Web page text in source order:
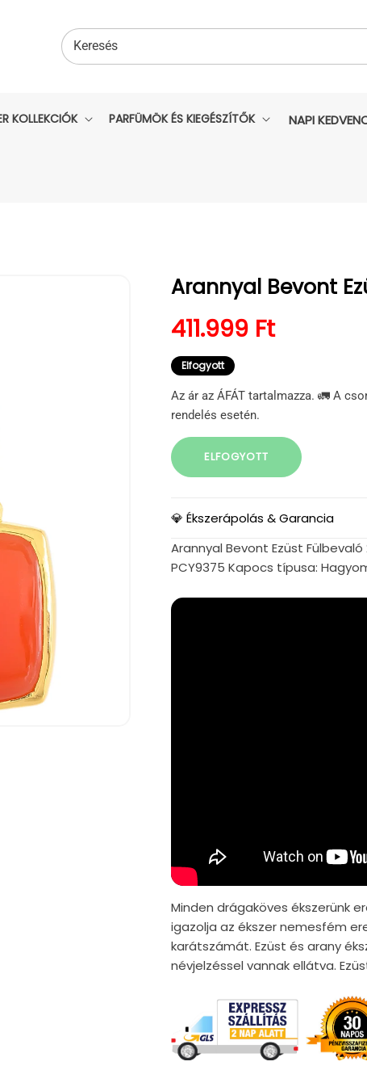
Keresés
KOLLEKCIÓK PARFÜMÖK ÉS KIEGÉSZÍTŐK NAPI
Arannyal Bevont
Normál ár
411.999 Ft
Elfogyott
Az ár az ÁFÁT tartalmazza. 🚛 A
rendelés esetén.
ELFOGYOTT
💎 Ékszerápolás & Garancia
Arannyal Bevont Ezüst
PCY9375 Kapocs típusa:
Minden drágaköves ékszerünk
igazolja az ékszer nemesfém
karátszámát. Ezüst és arany
névjelzéssel vannak ellátva.